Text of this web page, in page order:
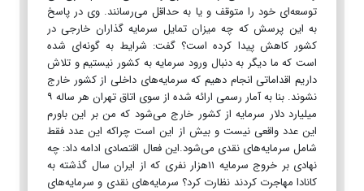
توسعه‌ای خود را متوقف و یا به حداقل می‌رسانند. وی در پاسخ
به این پرسش که چه میزان تمایل سرمایه گذاران خارجی در
کشور کاهش پیدا کرده است؟ گفت: شرایط به گونه‌ای شده
است که ما دیگر به دنبال ورود سرمایه به کشور نیستيم و تلاش
داریم اقداماتی انجام دهیم که سرمایه‌های داخلی از کشور خارج
نشوند. بنا به آمار رسمی ارائه شده از سوی اتاق تهران هر ساله ۹
میلیارد دلار سرمایه از کشور خارج می‌شود که من بر این باورم
این عدد واقعی نیست و بیش از این است چراکه این عدد فقط
شامل سرمایه‌های نقدی می‌شود.این فعال اقتصادی ادامه داد: چه
نهادی بر خروج سرمایه ۱۱هزار نفری که از ایران سال گذشته به
کانادا مهاجرت کردند نظارت کرد؟ سرمایه‌های نقدی و سرمایه‌های